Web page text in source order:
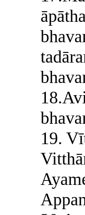
19.